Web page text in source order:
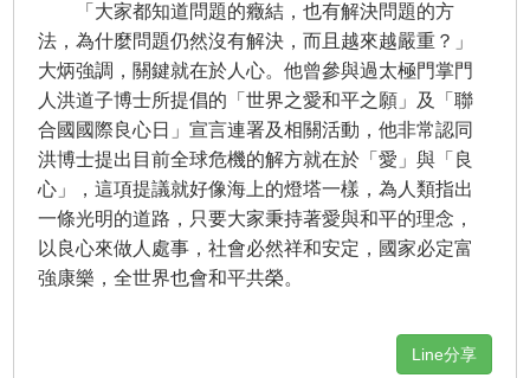
「大家都知道問題的癥結，也有解決問題的方
法，為什麼問題仍然沒有解決，而且越來越嚴重？」
大炳強調，關鍵就在於人心。他曾參與過太極門掌門
人洪道子博士所提倡的「世界之愛和平之願」及「聯
合國國際良心日」宣言連署及相關活動，他非常認同
洪博士提出目前全球危機的解方就在於「愛」與「良
心」，這項提議就好像海上的燈塔一樣，為人類指出
一條光明的道路，只要大家秉持著愛與和平的理念，
以良心來做人處事，社會必然祥和安定，國家必定富
強康樂，全世界也會和平共榮。
Line分享